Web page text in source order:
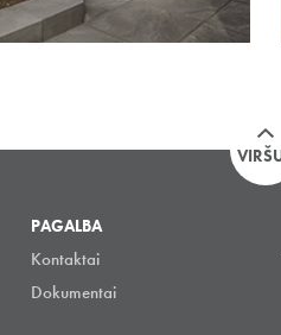
PAGALBA
Kontaktai
Dokumentai